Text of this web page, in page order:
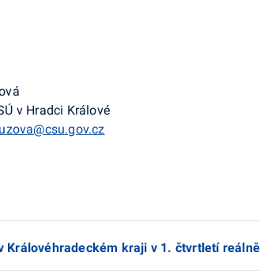
v Hradci Králové
Královéhradeckém kraji v 1. čtvrtletí